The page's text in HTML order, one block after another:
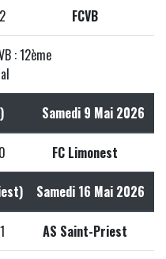
2 FCVB
: 12ème
Samedi 9 Mai 2026
0 FC Limonest
Samedi 16 Mai 2026
1 AS Saint-Priest